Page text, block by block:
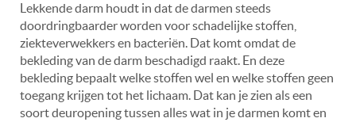
Lekkende darm houdt in dat de darmen steeds
doordringbaarder worden voor schadelijke stoffen,
ziekteverwekkers en bacteriën. Dat komt omdat de
bekleding van de darm beschadigd raakt. En deze
bekleding bepaalt welke stoffen wel en welke stoffen geen
toegang krijgen tot het lichaam. Dat kan je zien als een
soort deuropening tussen alles wat in je darmen komt en